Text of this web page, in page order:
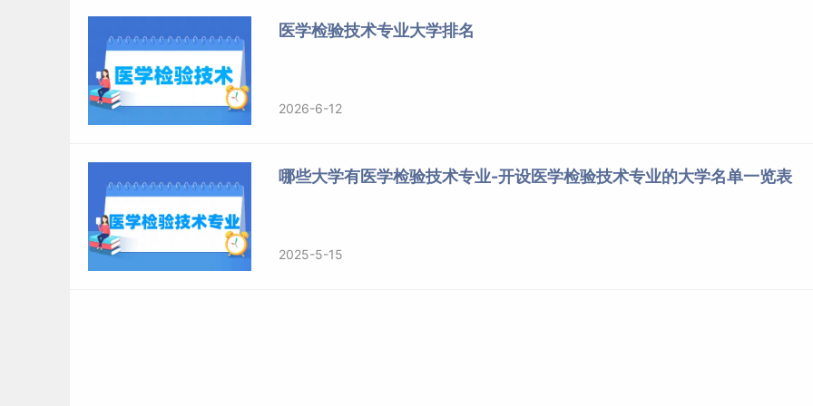
1、各级医院从事临床诊断工作。
2、到高校或科研院所从事教学和研究工作。
专业介绍
生物化学与分子生物学专业属于生物学下设的一个
医学检验技术专业大学排名
2026-6-12
哪些大学有医学检验技术专业-开设医学检验技术专业的大学名单一览表
2025-5-15